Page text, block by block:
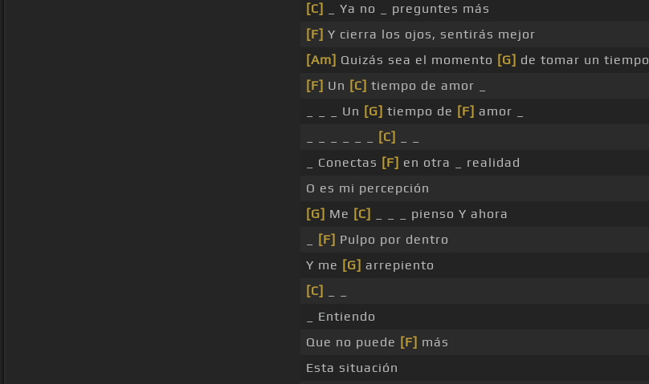
[C]
_ Ya no _ preguntes más
[F] Y cierra los ojos, sentirás mejor
[Am] Quizás sea el momento [G] de tomar un tiempo
[F] Un [C] tiempo de amor _
_ _ _ Un [G] tiempo de [F] amor _
[C]
_ Conectas [F] en otra _ realidad
O es mi percepción
[G] Me [C]
_ _ _ pienso Y ahora
[F] Pulpo por dentro
Y me [G] arrepiento
[C]
_ Entiendo
Que no puede [F] más
Esta situación